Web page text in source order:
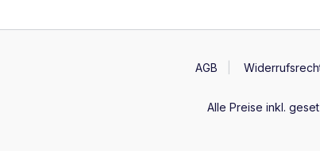
AGB
Alle Preise inkl.